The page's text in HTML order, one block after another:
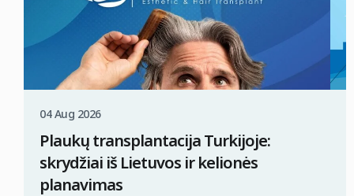
04 Aug 2026
Plaukų transplantacija Turkijoje:
skrydžiai iš Lietuvos ir kelionės
planavimas